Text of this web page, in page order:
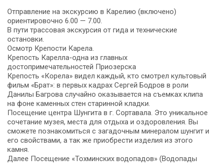
Отправление на экскурсию в Карелию (включено)
ориентировочно 6.00 — 7.00.
В пути трассовая экскурсия от гида и технические
остановки.
Осмотр Крепости Карела.
Крепость Карелла-одна из главных
достопримечательностей Приозерска
Крепость «Корела» видел каждый, кто смотрел культовый
фильм «Брат»: в первых кадрах Сергей Бодров в роли
Данилы Багрова случайно оказывается на съемках клипа
на фоне каменных стен старинной кладки.
Посещение центра Шунгита в г. Сортавала. Это уникальное
сочетание музея, места для отдыха и оздоровления. Вы
сможете познакомиться с загадочным минералом шунгит и
его свойствами, а так же приобрести изделия из этого
камня.
Далее Посещение «Тохминских водопадов» (Водопады